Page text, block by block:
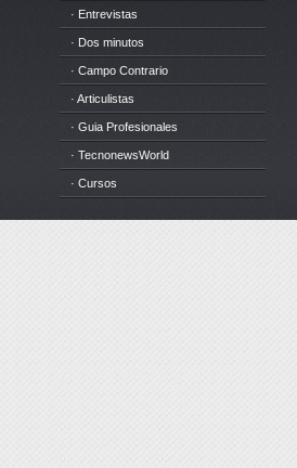
· Entrevistas
· Dos minutos
· Campo Contrario
· Articulistas
· Guia Profesionales
· TecnonewsWorld
· Cursos